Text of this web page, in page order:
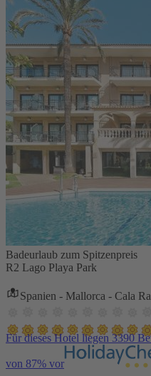
Badeurlaub zum Spitzenpreis
R2 Lago Playa Park
Spanien - Mallorca - Cala
Für dieses Hotel liegen 3390
von 87% vor